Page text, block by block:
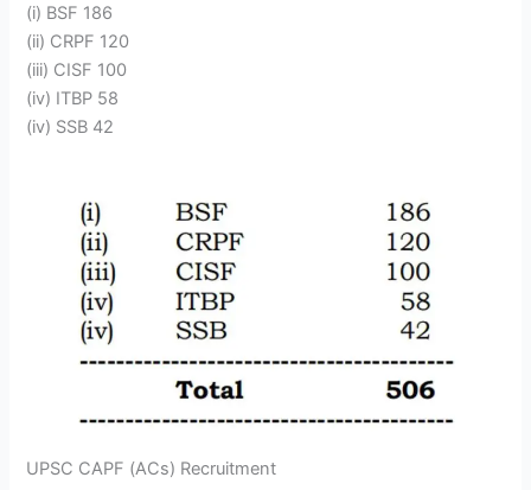
(i) BSF 186
(ii) CRPF 120
(iii) CISF 100
(iv) ITBP 58
(iv) SSB 42
UPSC CAPF (ACs) Recruitment